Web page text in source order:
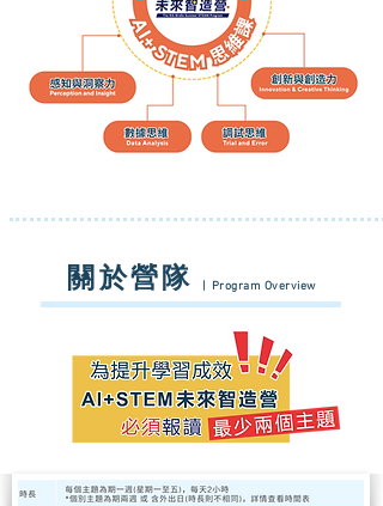
關於營隊 | Program Overview